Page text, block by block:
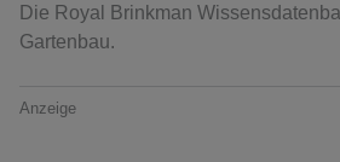
Die Royal Brinkman
Gartenbau.
Anzeige